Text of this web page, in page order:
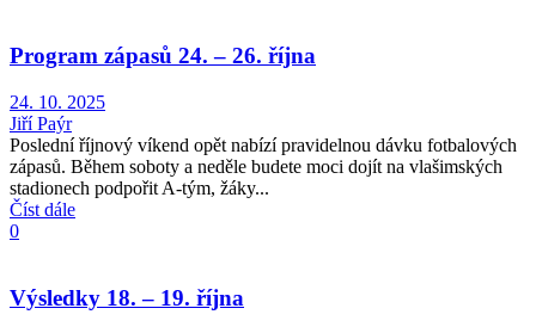
Program zápasů 24. – 26. října
24. 10. 2025
Jiří Paýr
Poslední říjnový víkend opět nabízí pravidelnou dávku fotbalových
zápasů. Během soboty a neděle budete moci dojít na vlašimských
stadionech podpořit A-tým, žáky...
Číst dále
0
Výsledky 18. – 19. října